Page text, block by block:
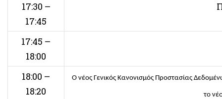
17:30 –
17:45
17:45 –
18:00
18:00 –
18:20
Ο νέος Γενικός Κανονισμός Προστασίας
το